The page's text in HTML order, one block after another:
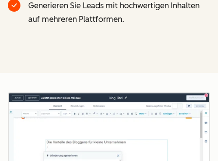
Generieren Sie Leads mit hochwertigen Inhalten
auf mehreren Plattformen.